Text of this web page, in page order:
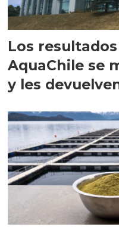
Los
AquaChile se
y les